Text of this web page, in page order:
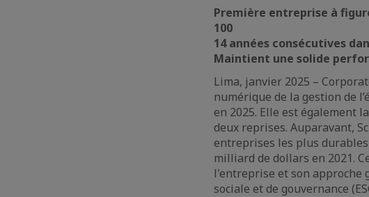
Première entreprise à
100
14 années consécutives
Maintient une solide
Lima, janvier 2025 –
numérique de la gestion de
en 2025. Elle est également
deux reprises. Auparavant,
entreprises les plus durables
milliard de dollars en 2021.
l'entreprise et son approche
sociale et de gouvernance